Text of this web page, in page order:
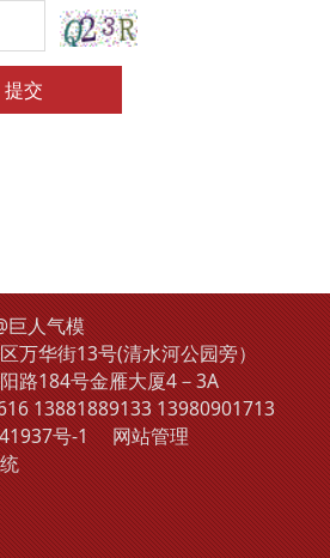
提交
巨人气模
万华街13号(清水河公园旁）
路184号金雁大厦4－3A
1388188913313980901713
号-1
网站管理